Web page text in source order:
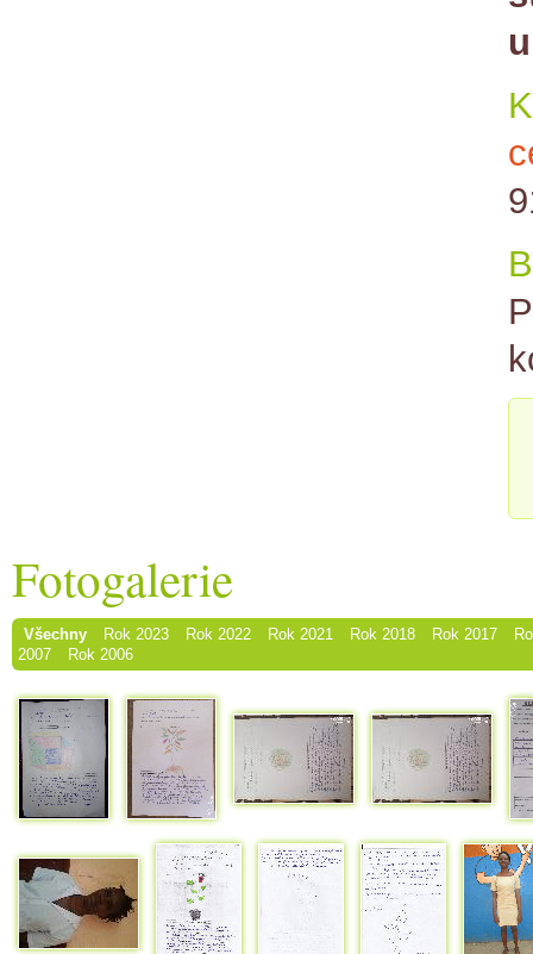
Fotogalerie
Všechny Rok 2023 Rok 2022 Rok 2021 Rok 2018 Rok 2017
2007
Rok 2006